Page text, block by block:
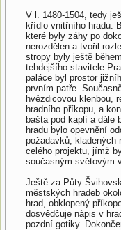
V l. 1480-1504, tedy
křídlo vnitřního hradu.
které byly záhy po
nerozdělen a tvořil
stropy byly ještě
tehdejšího stavitele
paláce byl prostor
prvním patře.
hvězdicovou klenbou,
hradního příkopu, a
bašta pod kaplí a dále
hradu bylo opevnění
požadavků, kladených
celého projektu, jímž
současným světovým
Ještě za Půty
městských hradeb
hrad, obklopený
dosvědčuje nápis v
pozdní gotiky.